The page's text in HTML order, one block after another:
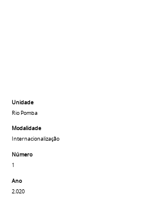
Unidade
Rio Pomba
Modalidade
Internacionalização
Número
1
Ano
2.020